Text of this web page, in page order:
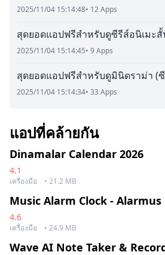
2025/11/04 15:14:48• 12 Apps
สุดยอดแอปฟรีสำหรับดูซีรีส์อนิเมะ
2025/11/04 15:14:45• 9 Apps
สุดยอดแอปฟรีสำหรับดูมินิดราม่า (
2025/11/04 15:14:34• 33 Apps
แอปที่คล้ายกัน
Dinamalar Calendar 2026
4.1
เครื่องมือ • 21.2 MB
Music Alarm Clock - Alarmus
4.6
เครื่องมือ • 24.9 MB
Wave AI Note Taker &